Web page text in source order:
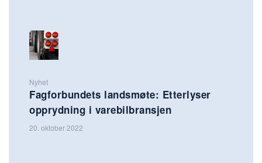
Nyhet
Fagforbundets landsmøte: Etterlyser
opprydning i varebilbransjen
20. oktober 2022